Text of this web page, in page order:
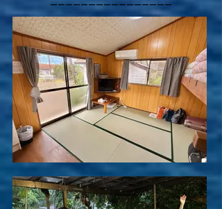
ーーーーーーーーーーーーーーーー